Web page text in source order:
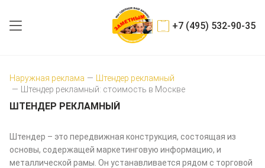
+7 (495) 532-90-35
Наружная реклама —
Штендер рекламный
—
Штендер рекламный: стоимость в Москве
ШТЕНДЕР РЕКЛАМНЫЙ
Штендер – это передвижная конструкция, состоящая из
основы, содержащей маркетинговую информацию, и
металлической рамы. Он устанавливается рядом с торговой